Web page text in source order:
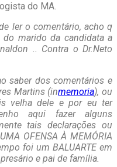
do MA.
ler o comentário, acho q
do marido da candidata a
.. Contra o Dr.Neto
saber dos comentários e
Martins (inmemoria), ou
velha dele e por eu ter
aqui fazer alguns
tais declarações ou
OFENSA À MEMÓRIA
foi um BALUARTE em
e pai de família.